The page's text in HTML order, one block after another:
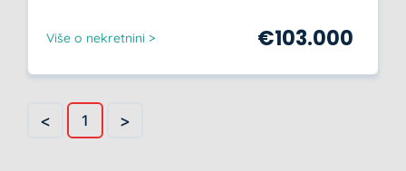
Više o nekretnini > €103.000
< 1 >